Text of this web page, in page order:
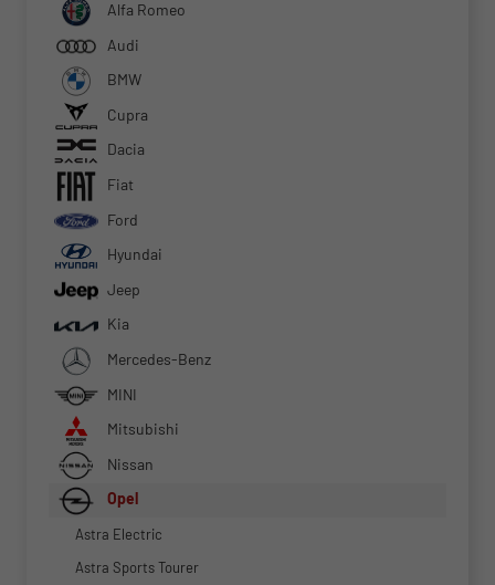
Alfa Romeo
Audi
BMW
Cupra
Dacia
Fiat
Ford
Hyundai
Jeep
Kia
Mercedes-Benz
MINI
Mitsubishi
Nissan
Opel
Astra Electric
Astra Sports Tourer